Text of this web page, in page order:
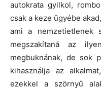
autokrata gyilkol,
csak a keze ügyébe
ami a nemzetietlenek
megszakítaná az
megbuknának, de sok
kihasználja az
ezekkel a szörnyű